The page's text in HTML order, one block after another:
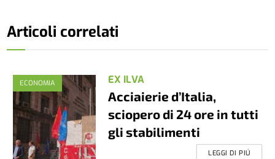
Articoli correlati
ECONOMIA EX ILVA
Acciaierie d’Italia,
sciopero di 24 ore in tutti
gli stabilimenti
LEGGI DI PIÚ